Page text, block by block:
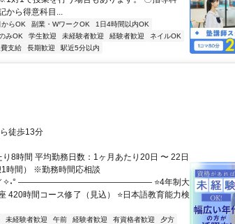
から得意科目...
らOK 副業・WワークOK
1日4時間以内OK
みOK 学生歓迎 未経験者歓迎 経験者歓迎
ネイルOK
支給 長期歓迎 駅近5分以内
徒歩13分
8時間 平均勤務日数：1ヶ月あたり20日 〜 22日
時間） ※勤務時間応相談
集／✧˖° ―――――――――――――――― ⭐4年制大
420時間コース修了（見込） ⭐日本語教育能力検
未経験者歓迎 午前 経験者歓迎 有資格者歓迎
夕方